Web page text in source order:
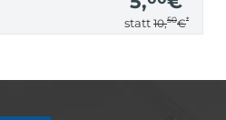
statt 10,50€*